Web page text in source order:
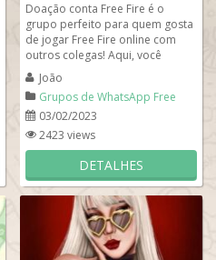
Doação conta Free Fire é o
grupo perfeito para quem gosta
de jogar Free Fire online com
outros colegas! Aqui, você
poderá doar e receber contas
premium,...
João
Grupos de WhatsApp Free
Fire
03/02/2023
2423 views
DETALHES